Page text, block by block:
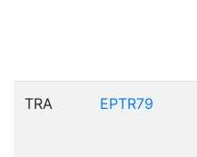
TRA EPTR79